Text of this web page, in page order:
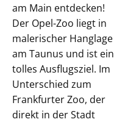
am Main entdecken!
Der Opel-Zoo liegt in
malerischer Hanglage
am Taunus und ist ein
tolles Ausflugsziel. Im
Unterschied zum
Frankfurter Zoo, der
direkt in der Stadt